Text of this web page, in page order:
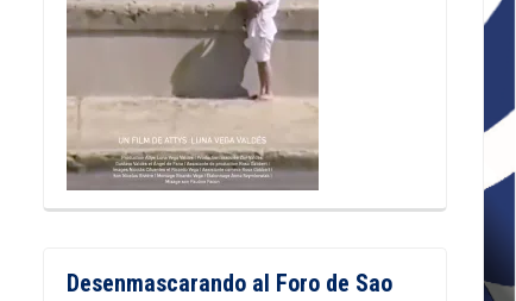
Desenmascarando al Foro de Sao